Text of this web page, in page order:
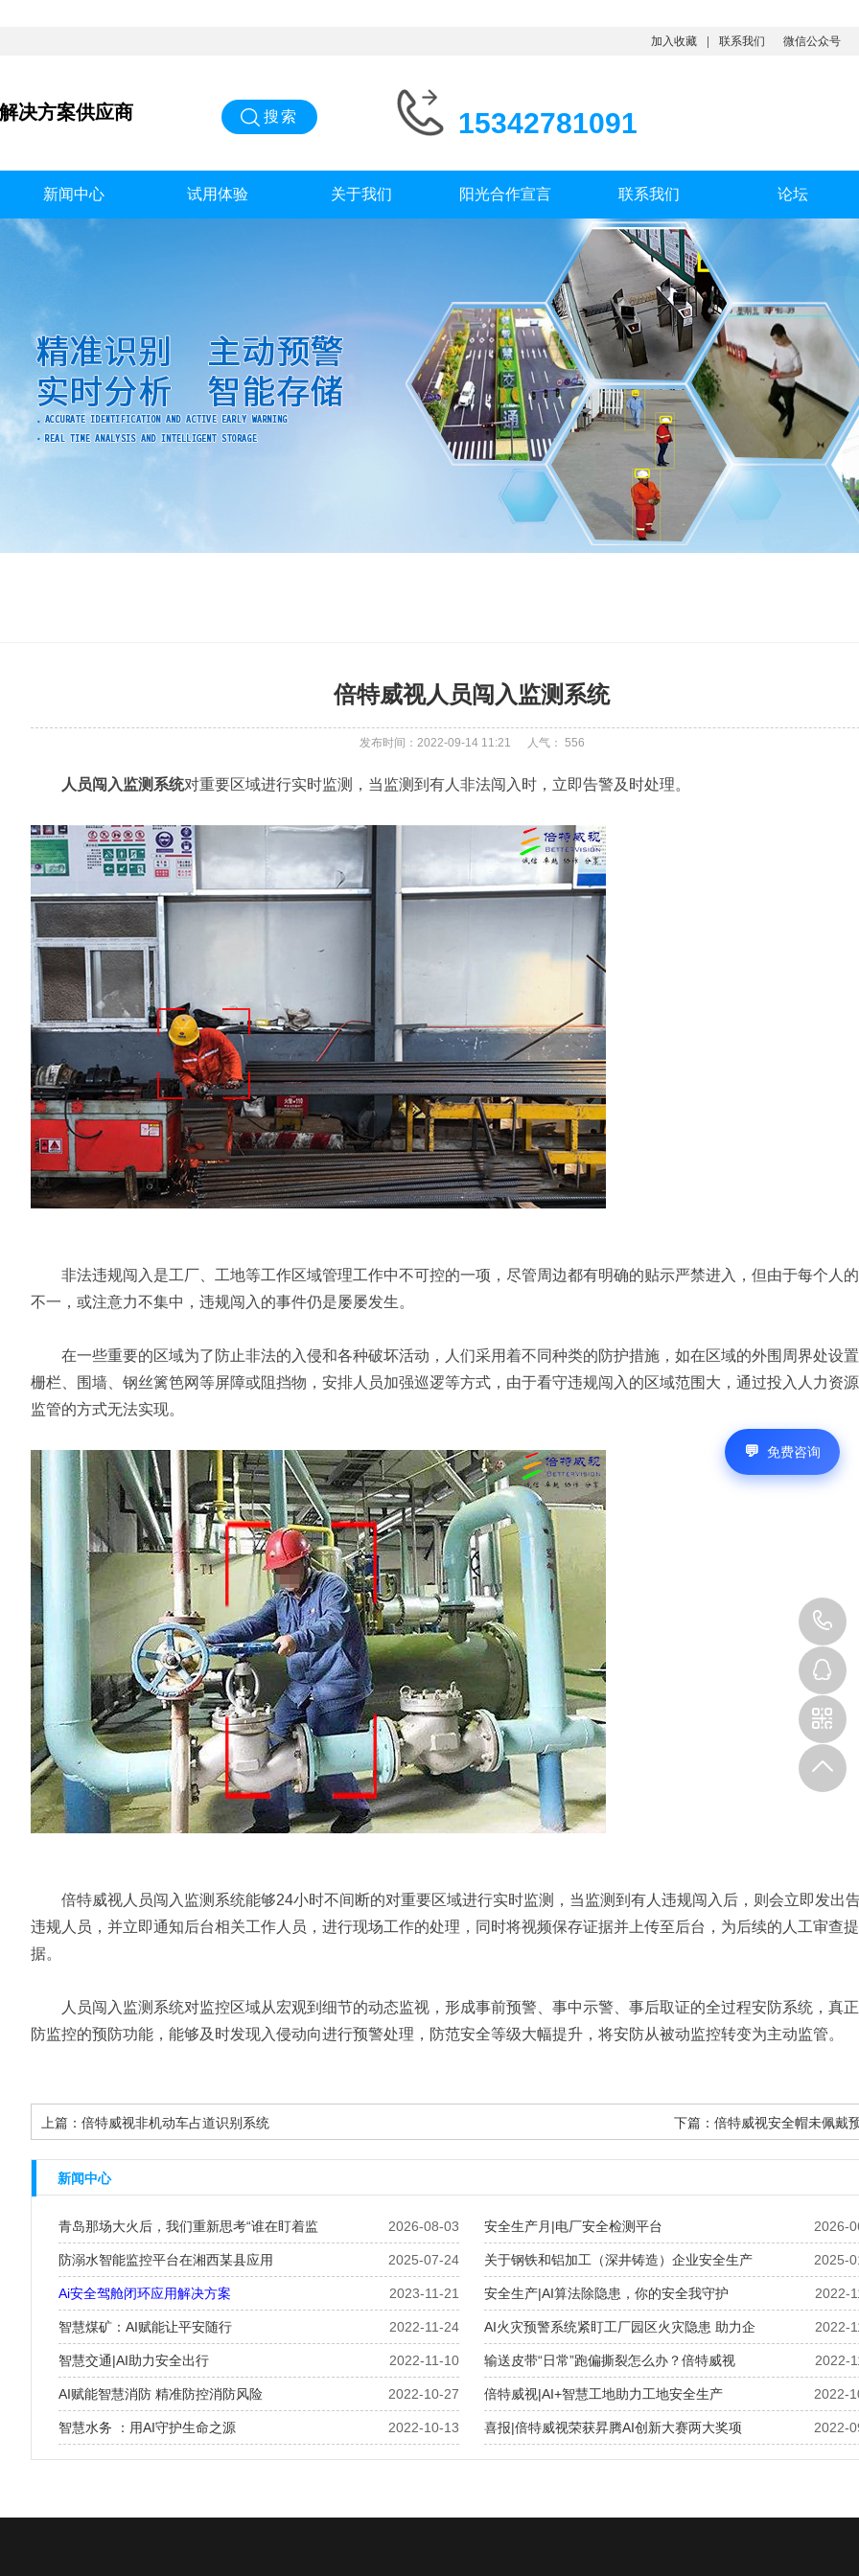
加入收藏 联系我们 微信公众号
决方案供应商 搜索 15342781091
新闻中心 试用体验 关于我们 阳光合作宣言 联系我们 论坛
倍特威视人员闯入监测系统
发布时间：2022-09-14 11:21 人气： 556
人员闯入监测系统对重要区域进行实时监测，当监测到有人非法闯入时，立即告警及时处理。
非法违规闯入是工厂、工地等工作区域管理工作中不可控的一项，尽管周边都有明确的贴示严禁进入，但由于每个人
不一，或注意力不集中，违规闯入的事件仍是屡屡发生。
在一些重要的区域为了防止非法的入侵和各种破坏活动，人们采用着不同种类的防护措施，如在区域的外围周界处设
栅栏、围墙、钢丝篱笆网等屏障或阻挡物，安排人员加强巡逻等方式，由于看守违规闯入的区域范围大，通过投入人力资
监管的方式无法实现。
倍特威视人员闯入监测系统能够24小时不间断的对重要区域进行实时监测，当监测到有人违规闯入后，则会立即发出
违规人员，并立即通知后台相关工作人员，进行现场工作的处理，同时将视频保存证据并上传至后台，为后续的人工审查
据。
人员闯入监测系统对监控区域从宏观到细节的动态监视，形成事前预警、事中示警、事后取证的全过程安防系统，真
防监控的预防功能，能够及时发现入侵动向进行预警处理，防范安全等级大幅提升，将安防从被动监控转变为主动监管。
上篇： 倍特威视非机动车占道识别系统 下篇： 倍特威视安全帽未佩戴
新闻中心
2026-08-03
青岛那场大火后，我们重新思考“谁在盯着监 2026-
安全生产月|电厂安全检测平台
2025-07-24
防溺水智能监控平台在湘西某县应用 2025-
关于钢铁和铝加工（深井铸造）企业安全生产
2023-11-21
Ai安全驾舱闭环应用解决方案 2022-
安全生产|AI算法除隐患，你的安全我守护
2022-11-24
智慧煤矿：AI赋能让平安随行 2022-
AI火灾预警系统紧盯工厂园区火灾隐患 助力企
2022-11-10
智慧交通|AI助力安全出行 2022-
输送皮带“日常”跑偏撕裂怎么办？倍特威视
2022-10-27
AI赋能智慧消防 精准防控消防风险 2022-
倍特威视|AI+智慧工地助力工地安全生产
2022-10-13
智慧水务 ：用AI守护生命之源 2022-
喜报|倍特威视荣获昇腾AI创新大赛两大奖项
免费咨询